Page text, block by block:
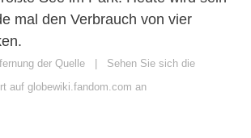
mal den Verbrauch von vier
der Quelle
Sehen Sie sich die
auf globewiki.fandom.com an